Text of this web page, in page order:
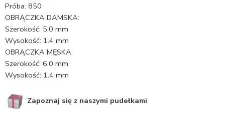
Próba: 850
OBRĄCZKA DAMSKA:
Szerokość: 5.0 mm
Wysokość: 1.4 mm
OBRĄCZKA MĘSKA:
Szerokość: 6.0 mm
Wysokość: 1.4 mm
Zapoznaj się z naszymi pudełkami